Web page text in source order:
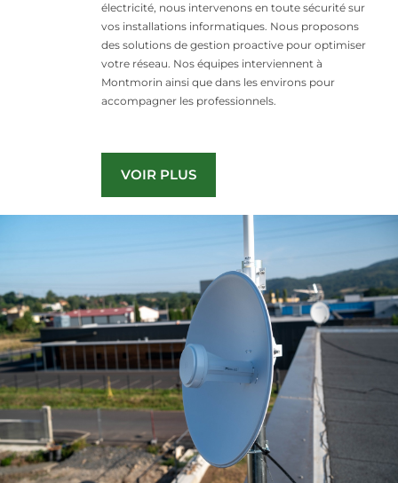
électricité, nous intervenons en toute sécurité sur
vos installations informatiques. Nous proposons
des solutions de gestion proactive pour optimiser
votre réseau. Nos équipes interviennent à
Montmorin ainsi que dans les environs pour
accompagner les professionnels.
VOIR PLUS